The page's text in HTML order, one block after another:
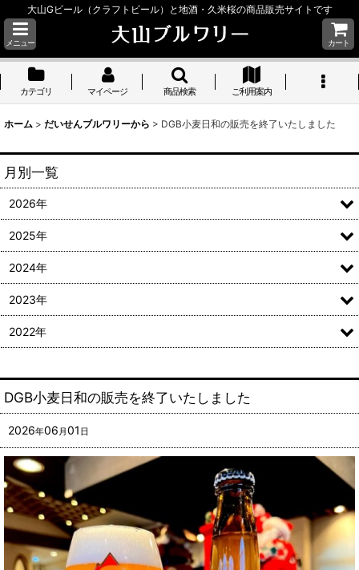
大山Gビール（クラフトビール）と地酒・久米桜の商品販売サイトです
メニュー カート
カテゴリ マイページ 商品検索 ご利用案内
ホーム > だいせんブルワリーから > DGB小麦日和の販売を終了いたしました
DGB小麦日和の販売を終了いたしました
2026年06 月01 日
月別一覧
2026年
2025年
2024年
2023年
2022年